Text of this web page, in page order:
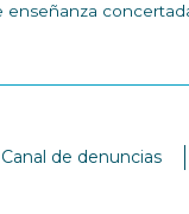
enseñanza
Canal de denuncias